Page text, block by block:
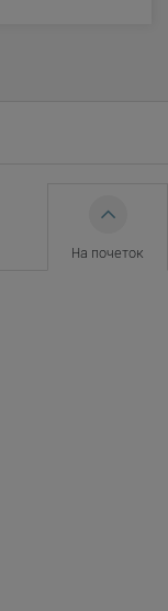
На почеток